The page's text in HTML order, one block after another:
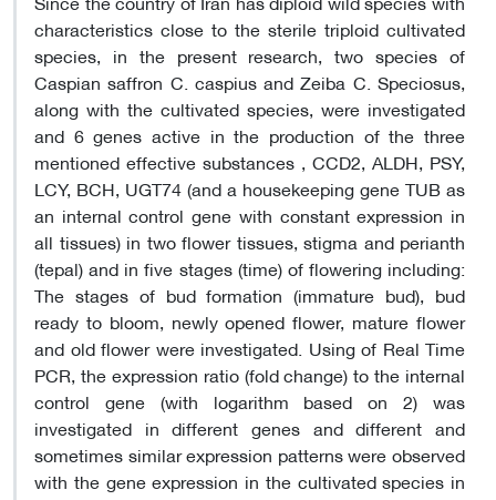
characteristics close to the sterile triploid cultivated
species, in the present research, two species of
Caspian saffron C. caspius and Zeiba C. Speciosus,
along with the cultivated species, were investigated
and 6 genes active in the production of the three
mentioned effective substances , CCD2, ALDH, PSY,
LCY, BCH, UGT74 (and a housekeeping gene TUB as
an internal control gene with constant expression in
all tissues) in two flower tissues, stigma and perianth
(tepal) and in five stages (time) of flowering including:
The stages of bud formation (immature bud), bud
ready to bloom, newly opened flower, mature flower
and old flower were investigated. Using of Real Time
PCR, the expression ratio (fold change) to the internal
control gene (with logarithm based on 2) was
investigated in different genes and different and
sometimes similar expression patterns were observed
with the gene expression in the cultivated species in